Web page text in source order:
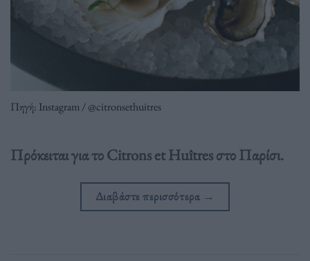
Πηγή: Instagram / @citronsethuitres
Πρόκειται για το Citrons et Huîtres στο Παρίσι.
Διαβάστε περισσότερα →